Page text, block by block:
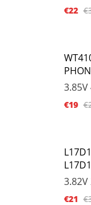
€22
3.85V
€19
3.82V
€21